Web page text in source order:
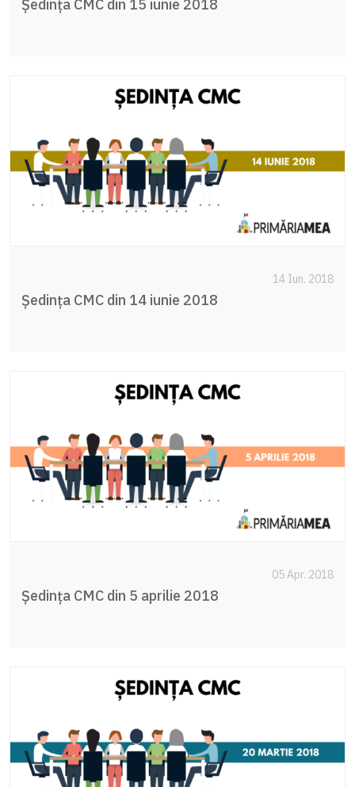
Ședința CMC din 15 iunie 2018
14 Iun. 2018
Ședința CMC din 14 iunie 2018
05 Apr. 2018
Ședința CMC din 5 aprilie 2018